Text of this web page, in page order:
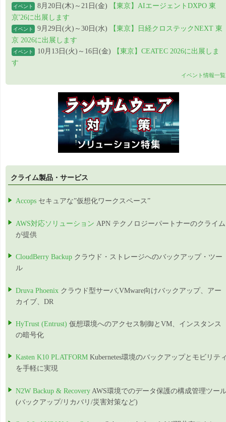
イベント 8月20日(木)～21日(金)
【東京】AIエージェントDXPO 東
京'26に出展します
イベント 9月29日(火)～30日(水)
【東京】日経クロステックNEXT 東
京 2026に出展します
イベント 10月13日(火)～16日(金)
【東京】CEATEC 2026に出展しま
す
イベント情報一覧
クライム製品・サービス
Accops セキュアな”仮想化ワークスペース”
AWS対応ソリューション APN テクノロジーパートナーのクライム
が提供
CloudBerry Backup クラウド・ストレージへのバックアップ・ツー
ル
Druva Phoenix クラウド型サーバ,VMware向けバックアップ、アー
カイブ、DR
HyTrust (Entrust) 仮想環境へのアクセス制御とVM、インスタンス
の暗号化
Kasten K10 PLATFORM Kubernetes環境のバックアップとモビリテ
を手軽に実現
N2W Backup & Recovery AWS環境でのデータ保護の構成管理ツー
(バックアップ/リカバリ/災害対策など)